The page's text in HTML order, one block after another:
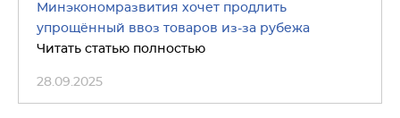
Минэкономразвития хочет продлить
упрощённый ввоз товаров из-за рубежа
Читать статью полностью
28.09.2025